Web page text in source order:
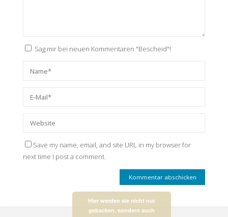
Sag mir bei neuen Kommentaren "Bescheid"!
Save my name, email, and site URL in my browser for
next time I post a comment.
Hier werden sie nicht nur
gebacken, sondern auch